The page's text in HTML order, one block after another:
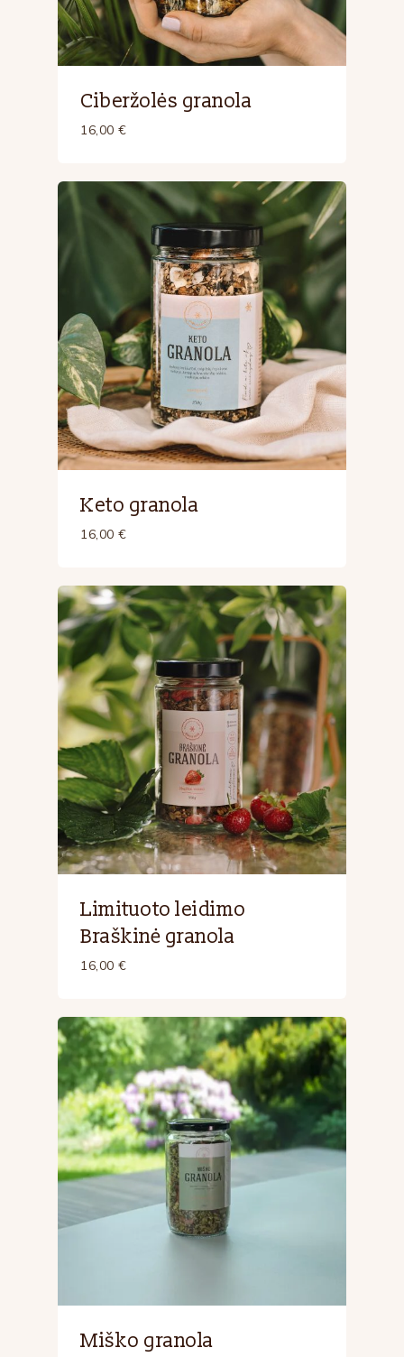
Ciberžolės granola
16,00 €
Keto granola
16,00 €
Limituoto leidimo
Braškinė granola
16,00 €
Miško granola